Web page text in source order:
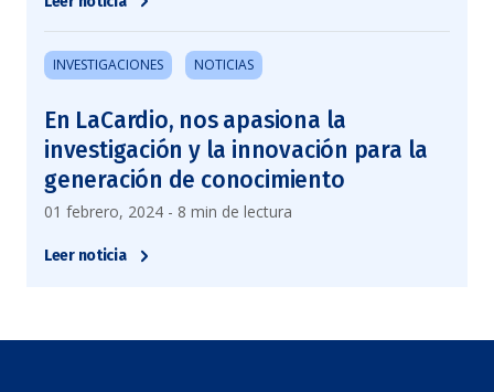
INVESTIGACIONES NOTICIAS
En LaCardio, nos apasiona la
investigación y la innovación para la
generación de conocimiento
01 febrero, 2024 - 8 min de lectura
Leer noticia